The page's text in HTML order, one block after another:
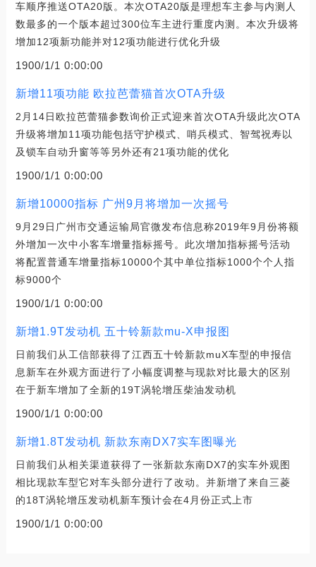
车顺序推送OTA20版。本次OTA20版是理想车主参与内测人
数最多的一个版本超过300位车主进行重度内测。本次升级将
增加12项新功能并对12项功能进行优化升级
1900/1/1 0:00:00
新增11项功能 欧拉芭蕾猫首次OTA升级
2月14日欧拉芭蕾猫参数询价正式迎来首次OTA升级此次OTA
升级将增加11项功能包括守护模式、哨兵模式、智驾祝寿以
及锁车自动升窗等等另外还有21项功能的优化
1900/1/1 0:00:00
新增10000指标 广州9月将增加一次摇号
9月29日广州市交通运输局官微发布信息称2019年9月份将额
外增加一次中小客车增量指标摇号。此次增加指标摇号活动
将配置普通车增量指标10000个其中单位指标1000个个人指
标9000个
1900/1/1 0:00:00
新增1.9T发动机 五十铃新款mu-X申报图
日前我们从工信部获得了江西五十铃新款muX车型的申报信
息新车在外观方面进行了小幅度调整与现款对比最大的区别
在于新车增加了全新的19T涡轮增压柴油发动机
1900/1/1 0:00:00
新增1.8T发动机 新款东南DX7实车图曝光
日前我们从相关渠道获得了一张新款东南DX7的实车外观图
相比现款车型它对车头部分进行了改动。并新增了来自三菱
的18T涡轮增压发动机新车预计会在4月份正式上市
1900/1/1 0:00:00